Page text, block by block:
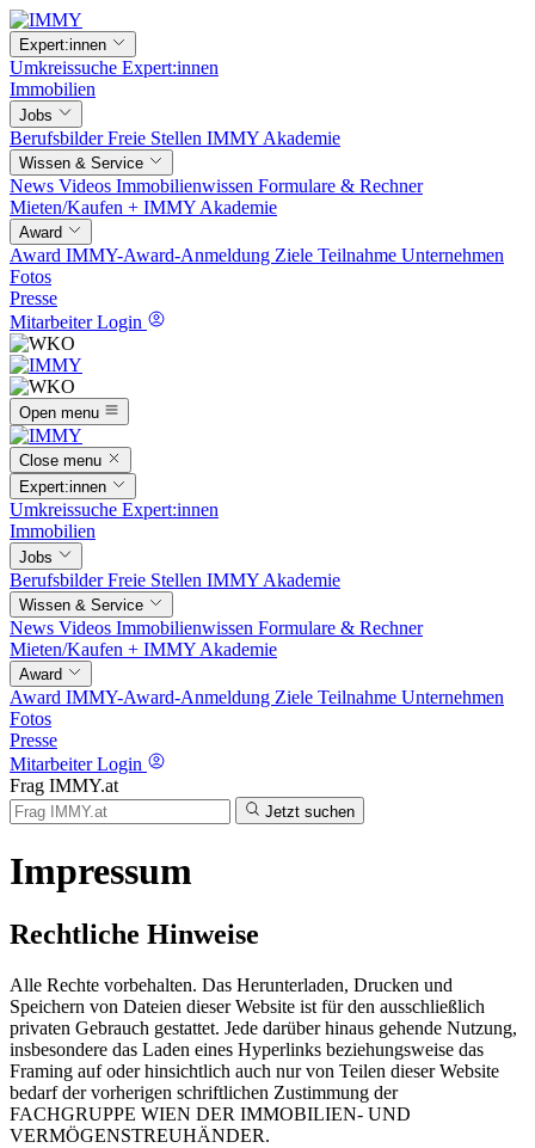
Expert:innen
Umkreissuche Expert:innen
Immobilien
Jobs
BerufsbilderFreie Stellen IMMY Akademie
Wissen & Service
News Videos Immobilienwissen Formulare & Rechner
Mieten/Kaufen + IMMY Akademie
Award
Award IMMY-Award-Anmeldung Ziele Teilnahme Unternehmen
Fotos
Presse
Mitarbeiter Login
Open menu
Close menu
Expert:innen
Umkreissuche Expert:innen
Immobilien
Jobs
BerufsbilderFreie Stellen IMMY Akademie
Wissen & Service
News Videos Immobilienwissen Formulare & Rechner
Mieten/Kaufen + IMMY Akademie
Award
Award IMMY-Award-Anmeldung Ziele Teilnahme Unternehmen
Fotos
Presse
Mitarbeiter Login
Frag IMMY.at
Jetzt suchen
Impressum
Rechtliche Hinweise
Alle Rechte vorbehalten. Das Herunterladen, Drucken und
Speichern von Dateien dieser Website ist für den ausschließlich
privaten Gebrauch gestattet. Jede darüber hinaus gehende Nutzung,
insbesondere das Laden eines Hyperlinks beziehungsweise das
Framing auf oder hinsichtlich auch nur von Teilen dieser Website
bedarf der vorherigen schriftlichen Zustimmung der
FACHGRUPPE WIEN DER IMMOBILIEN- UND
VERMÖGENSTREUHÄNDER.